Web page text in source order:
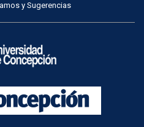
y Sugerencias